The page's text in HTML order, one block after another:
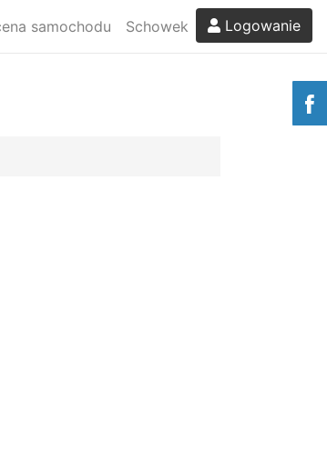
samochodu Schowek Logowanie